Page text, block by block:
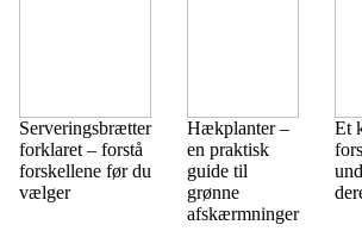
Serveringsbrætter
forklaret – forstå
forskellene før du
vælger
Hækplanter –
en praktisk
guide til
grønne
afskærmninger
Et